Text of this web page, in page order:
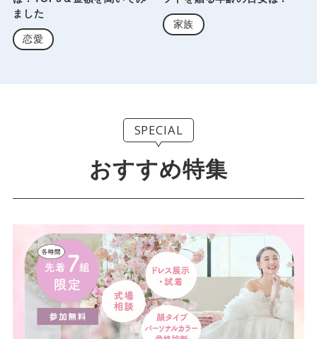
ました
恋愛
家族
SPECIAL
おすすめ特集